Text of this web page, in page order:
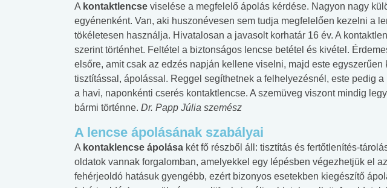
A kontaktlencse viselése a megfelelő ápolás kérdése. Nagyon nagy
egyénenként. Van, aki huszonévesen sem tudja megfelelően kezelni a
tökéletesen használja. Hivatalosan a javasolt korhatár 16 év. A
szerint történhet. Feltétel a biztonságos lencse betétel és kivétel.
elsőre, amit csak az edzés napján kellene viselni, majd este
tisztítással, ápolással. Reggel segíthetnek a felhelyezésnél, este pedig
a havi, naponkénti cserés kontaktlencse. A szemüveg viszont mindig
bármi történne. Dr. Papp Júlia szemész
A lencse ápolásának szabályai
A kontaklencse ápolása két fő részből áll: tisztítás és fertőtlenítés-
oldatok vannak forgalomban, amelyekkel egy lépésben végezhetjük el
fehérjeoldó hatásuk gyengébb, ezért bizonyos esetekben kiegészítő